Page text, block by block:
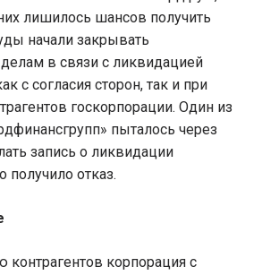
лишилось шансов получить
начали закрывать
в связи с ликвидацией
с согласия сторон, так и при
госкорпорации. Один из
пыталось через
запись о ликвидации
получило отказ.
контрагентов корпорация с